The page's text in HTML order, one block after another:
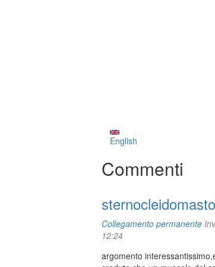
English
Commenti
Collegamento permanente
12:24
argomento